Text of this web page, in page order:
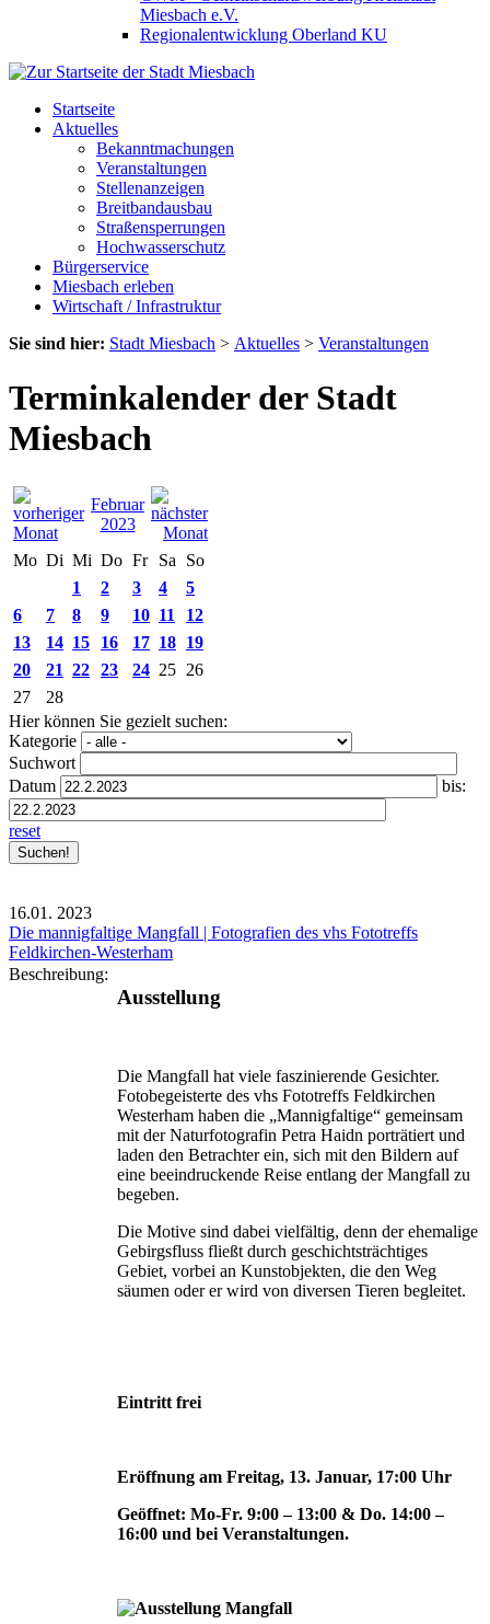
Miesbach e.V.
Regionalentwicklung Oberland KU
Startseite
Aktuelles
Bekanntmachungen
Veranstaltungen
Stellenanzeigen
Breitbandausbau
Straßensperrungen
Hochwasserschutz
Bürgerservice
Miesbach erleben
Wirtschaft / Infrastruktur
Sie sind hier: Stadt Miesbach > Aktuelles > Veranstaltungen
Terminkalender der Stadt
Miesbach
Februar
2023
Mo Di Mi Do Fr Sa
So
1
2 3 4
5
6
7 8 9 10 11
12
13
14 15 16 17 18 19
20
21 22 23 24 25 26
27
28
Hier können Sie gezielt suchen:
Kategorie
Suchwort
Datum
bis:
reset
16.01. 2023
Die mannigfaltige Mangfall | Fotografien des vhs Fototreffs
Feldkirchen-Westerham
Beschreibung:
Ausstellung
Die Mangfall hat viele faszinierende Gesichter.
Fotobegeisterte des vhs Fototreffs Feldkirchen
Westerham haben die „Mannigfaltige“ gemeinsam
mit der Naturfotografin Petra Haidn porträtiert und
laden den Betrachter ein, sich mit den Bildern auf
eine beeindruckende Reise entlang der Mangfall zu
begeben.
Die Motive sind dabei vielfältig, denn der ehemalige
Gebirgsfluss fließt durch geschichtsträchtiges
Gebiet, vorbei an Kunstobjekten, die den Weg
säumen oder er wird von diversen Tieren begleitet.
Eintritt frei
Eröffnung am Freitag, 13. Januar, 17:00 Uhr
Geöffnet: Mo-Fr. 9:00 – 13:00 & Do. 14:00 –
16:00 und bei Veranstaltungen.